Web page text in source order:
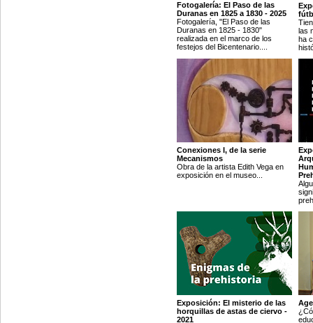
Fotogalería: El Paso de las
Duranas en 1825 a 1830 - 2025
Fotogalería, "El Paso de las
Duranas en 1825 - 1830"
realizada en el marco de los
festejos del Bicentenario....
las
ha
Conexiones I, de la serie
Mecanismos
Obra de la artista Edith Vega en
exposición en el museo...
Exposición: El misterio de las
horquillas de astas de ciervo -
2021